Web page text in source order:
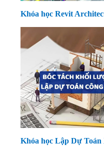
Khóa học Revit
Khóa học Lập Dự